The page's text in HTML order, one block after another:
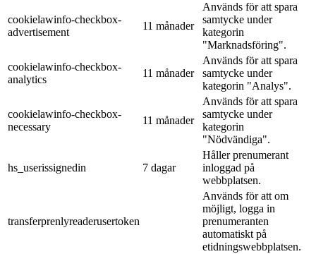
cookielawinfo-checkbox-
advertisement
11 månader
Används för att spara
samtycke under
kategorin
"Marknadsföring".
cookielawinfo-checkbox-
analytics
11 månader
Används för att spara
samtycke under
kategorin "Analys".
cookielawinfo-checkbox-
necessary
11 månader
Används för att spara
samtycke under
kategorin
"Nödvändiga".
hs_userissignedin 7 dagar
Håller prenumerant
inloggad på
webbplatsen.
transferprenlyreaderusertoken
Används för att om
möjligt, logga in
prenumeranten
automatiskt på
etidningswebbplatsen.